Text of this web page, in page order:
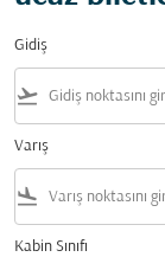
Gidiş
flight_takeoff
Varış
flight_land
Kabin Sınıfı